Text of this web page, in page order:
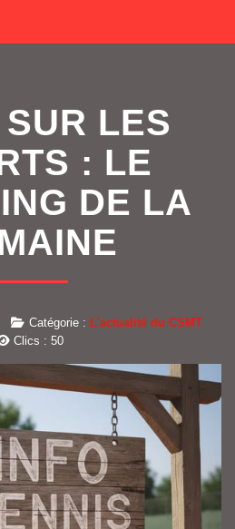
LES
: LE
DE LA
Catégorie : L'actualité du CSMT
Clics : 50